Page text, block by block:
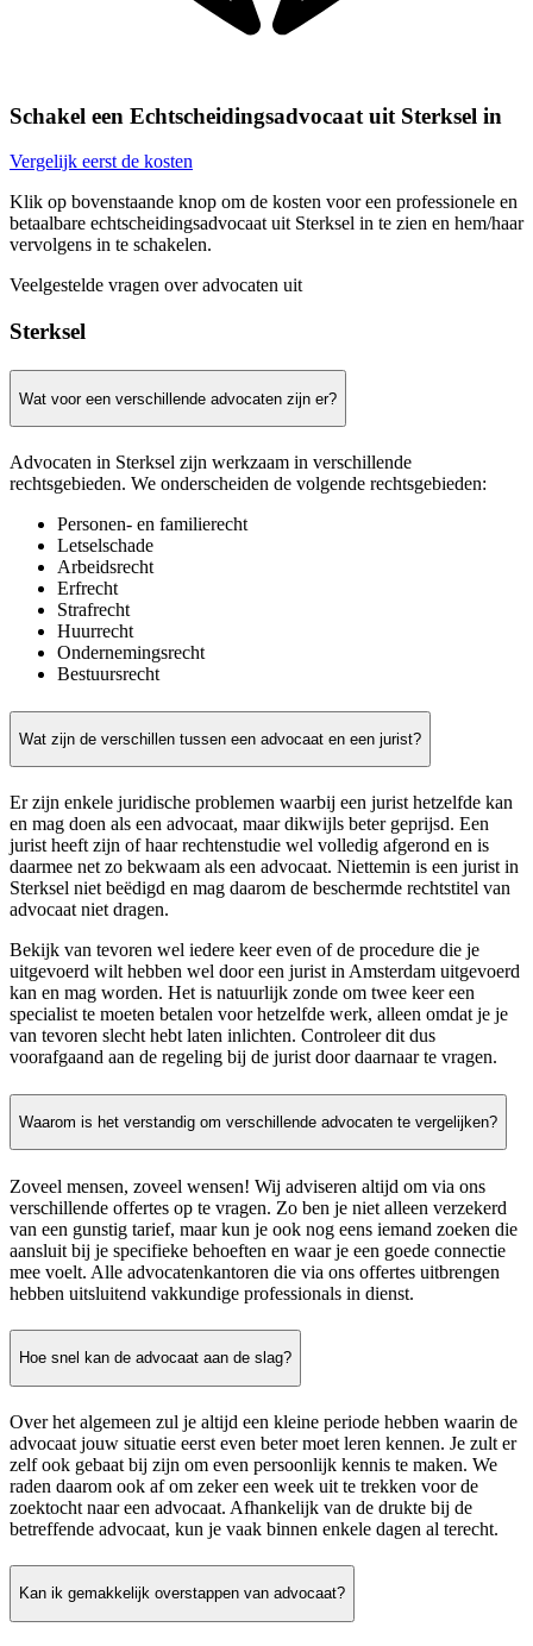
Schakel een Echtscheidingsadvocaat uit Sterksel in
Vergelijk eerst de kosten
Klik op bovenstaande knop om de kosten voor een professionele en
betaalbare echtscheidingsadvocaat uit Sterksel in te zien en hem/haar
vervolgens in te schakelen.
Veelgestelde vragen over advocaten uit
Sterksel
Wat voor een verschillende advocaten zijn er?
Advocaten in Sterksel zijn werkzaam in verschillende
rechtsgebieden. We onderscheiden de volgende rechtsgebieden:
Personen- en familierecht
Letselschade
Arbeidsrecht
Erfrecht
Strafrecht
Huurrecht
Ondernemingsrecht
Bestuursrecht
Wat zijn de verschillen tussen een advocaat en een jurist?
Er zijn enkele juridische problemen waarbij een jurist hetzelfde kan
en mag doen als een advocaat, maar dikwijls beter geprijsd. Een
jurist heeft zijn of haar rechtenstudie wel volledig afgerond en is
daarmee net zo bekwaam als een advocaat. Niettemin is een jurist in
Sterksel niet beëdigd en mag daarom de beschermde rechtstitel van
advocaat niet dragen.
Bekijk van tevoren wel iedere keer even of de procedure die je
uitgevoerd wilt hebben wel door een jurist in Amsterdam uitgevoerd
kan en mag worden. Het is natuurlijk zonde om twee keer een
specialist te moeten betalen voor hetzelfde werk, alleen omdat je je
van tevoren slecht hebt laten inlichten. Controleer dit dus
voorafgaand aan de regeling bij de jurist door daarnaar te vragen.
Waarom is het verstandig om verschillende advocaten te vergelijken?
Zoveel mensen, zoveel wensen! Wij adviseren altijd om via ons
verschillende offertes op te vragen. Zo ben je niet alleen verzekerd
van een gunstig tarief, maar kun je ook nog eens iemand zoeken die
aansluit bij je specifieke behoeften en waar je een goede connectie
mee voelt. Alle advocatenkantoren die via ons offertes uitbrengen
hebben uitsluitend vakkundige professionals in dienst.
Hoe snel kan de advocaat aan de slag?
Over het algemeen zul je altijd een kleine periode hebben waarin de
advocaat jouw situatie eerst even beter moet leren kennen. Je zult er
zelf ook gebaat bij zijn om even persoonlijk kennis te maken. We
raden daarom ook af om zeker een week uit te trekken voor de
zoektocht naar een advocaat. Afhankelijk van de drukte bij de
betreffende advocaat, kun je vaak binnen enkele dagen al terecht.
Kan ik gemakkelijk overstappen van advocaat?